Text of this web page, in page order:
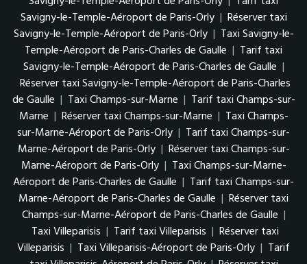
Savigny-le-Temple-Aéroport de Paris-Orly | Réserver taxi
Savigny-le-Temple-Aéroport de Paris-Orly | Taxi Savigny-le-
Temple-Aéroport de Paris-Charles de Gaulle | Tarif taxi
Savigny-le-Temple-Aéroport de Paris-Charles de Gaulle |
Réserver taxi Savigny-le-Temple-Aéroport de Paris-Charles
de Gaulle | Taxi Champs-sur-Marne | Tarif taxi Champs-sur-
Marne | Réserver taxi Champs-sur-Marne | Taxi Champs-
sur-Marne-Aéroport de Paris-Orly | Tarif taxi Champs-sur-
Marne-Aéroport de Paris-Orly | Réserver taxi Champs-sur-
Marne-Aéroport de Paris-Orly | Taxi Champs-sur-Marne-
Aéroport de Paris-Charles de Gaulle | Tarif taxi Champs-sur-
Marne-Aéroport de Paris-Charles de Gaulle | Réserver taxi
Champs-sur-Marne-Aéroport de Paris-Charles de Gaulle |
Taxi Villeparisis | Tarif taxi Villeparisis | Réserver taxi
Villeparisis | Taxi Villeparisis-Aéroport de Paris-Orly | Tarif